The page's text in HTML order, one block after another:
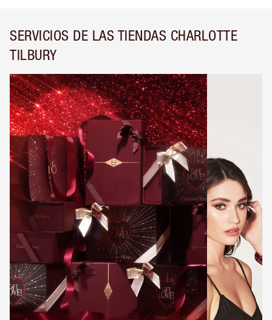
SERVICIOS DE LAS TIENDAS CHARLOTTE
TILBURY